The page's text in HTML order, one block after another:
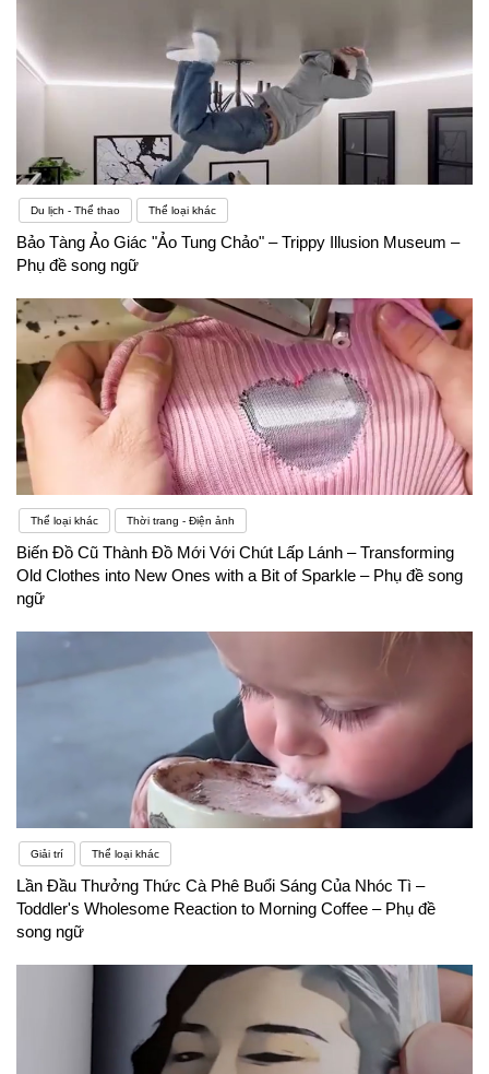
Du lịch - Thể thao Thể loại khác
Bảo Tàng Ảo Giác "Ảo Tung Chảo" – Trippy Illusion Museum –
Phụ đề song ngữ
Thể loại khác Thời trang - Điện ảnh
Biến Đồ Cũ Thành Đồ Mới Với Chút Lấp Lánh – Transforming
Old Clothes into New Ones with a Bit of Sparkle – Phụ đề song
ngữ
Giải trí Thể loại khác
Lần Đầu Thưởng Thức Cà Phê Buổi Sáng Của Nhóc Tì –
Toddler's Wholesome Reaction to Morning Coffee – Phụ đề
song ngữ